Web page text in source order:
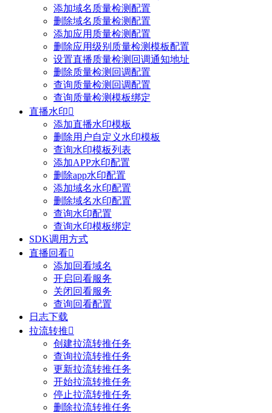
添加域名质量检测配置
删除域名质量检测配置
添加应用质量检测配置
删除应用级别质量检测模板配置
设置直播质量检测回调通知地址
删除质量检测回调配置
查询质量检测回调配置
查询质量检测模板绑定
直播水印
添加直播水印模板
删除用户自定义水印模板
查询水印模板列表
添加APP水印配置
删除app水印配置
添加域名水印配置
删除域名水印配置
查询水印配置
查询水印模板绑定
SDK调用方式
直播回看
添加回看域名
开启回看服务
关闭回看服务
查询回看配置
日志下载
拉流转推
创建拉流转推任务
查询拉流转推任务
更新拉流转推任务
开始拉流转推任务
停止拉流转推任务
删除拉流转推任务